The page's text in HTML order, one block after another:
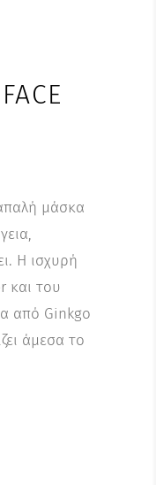
μάσκα
Η ισχυρή
και του
από Ginkgo
άμεσα το